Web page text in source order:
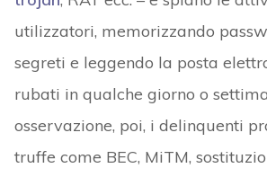
utilizzatori, memorizzando
segreti e leggendo la posta
rubati in qualche giorno o
osservazione, poi, i delinquenti
truffe come BEC, MiTM,